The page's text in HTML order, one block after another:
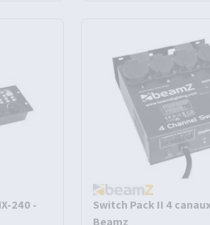
240 -
Switch Pack II 4
Beamz